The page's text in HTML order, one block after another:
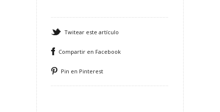
Twitear este artículo
Compartir en Facebook
Pin en Pinterest